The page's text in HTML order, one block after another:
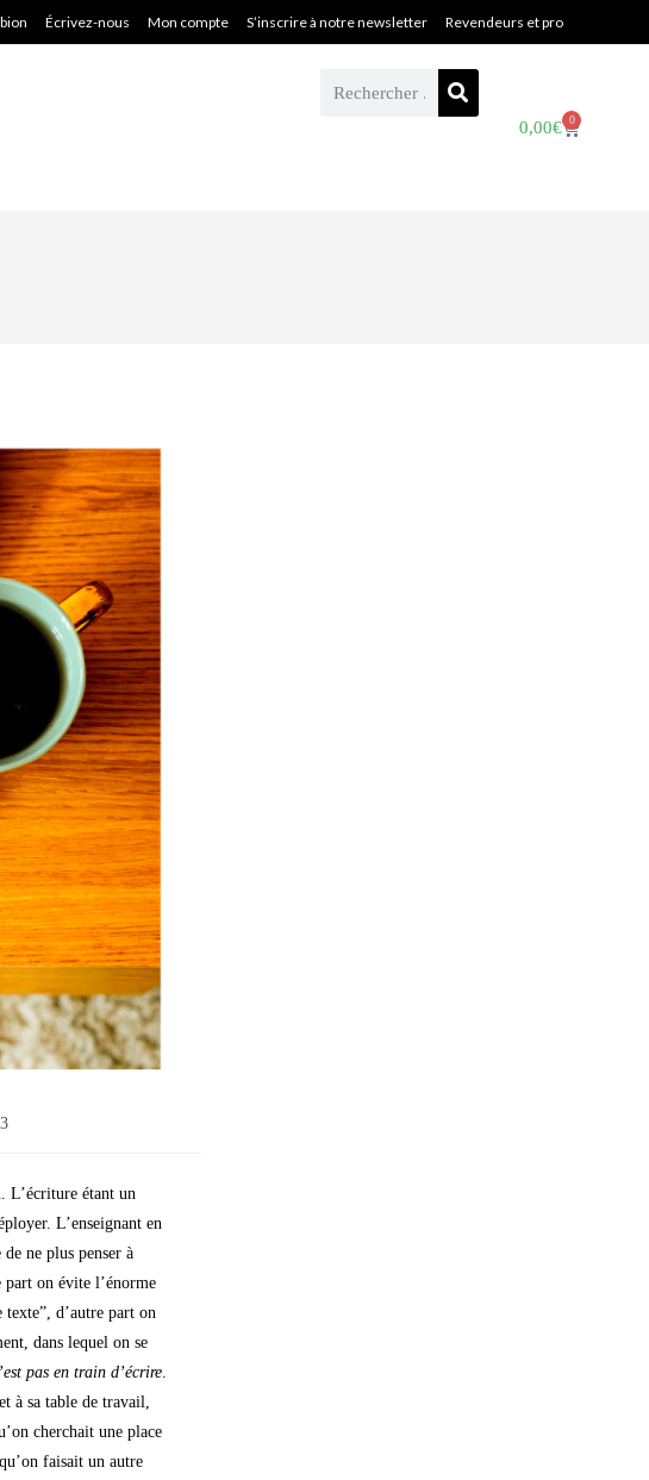
Écrivez-nous Mon compte S’inscrire à notre newsletter Revendeurs et pro
0,00€ 0
L’écriture étant un
L’enseignant en
ne plus penser à
on évite l’énorme
texte”, d’autre part on
dans lequel on se
pas en train d’écrire.
à sa table de travail,
cherchait une place
faisait un autre